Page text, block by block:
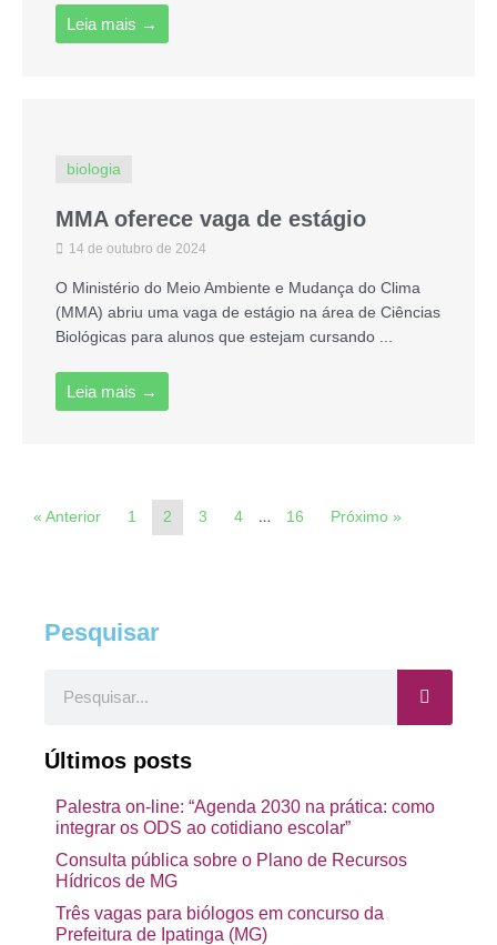
Leia mais →
biologia
MMA oferece vaga de estágio
14 de outubro de 2024
O Ministério do Meio Ambiente e Mudança do Clima
(MMA) abriu uma vaga de estágio na área de Ciências
Biológicas para alunos que estejam cursando ...
Leia mais →
« Anterior 1 2 3 4 … 16 Próximo »
Pesquisar
Últimos posts
Palestra on-line: “Agenda 2030 na prática: como
integrar os ODS ao cotidiano escolar”
Consulta pública sobre o Plano de Recursos
Hídricos de MG
Três vagas para biólogos em concurso da
Prefeitura de Ipatinga (MG)